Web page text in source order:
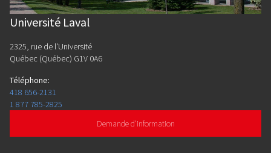
Université Laval
2325, rue de l'Université
Québec (Québec) G1V 0A6
Téléphone:
418 656-2131
1 877 785-2825
Demande d'information